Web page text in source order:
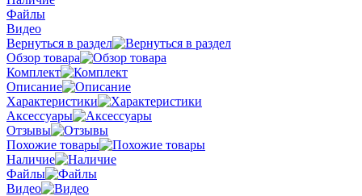
Файлы
Видео
Вернуться в раздел
Обзор товара
Комплект
Описание
Характеристики
Аксессуары
Отзывы
Похожие товары
Наличие
Файлы
Видео